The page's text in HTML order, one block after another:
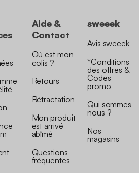
Aide &
Contact
Où est mon
colis ?
Retours
Rétractation
Mon produit
est arrivé
abîmé
Questions
fréquentes
sweeek
Avis sweeek
*Conditions
des offres &
Codes
promo
Qui sommes
nous ?
Nos
magasins